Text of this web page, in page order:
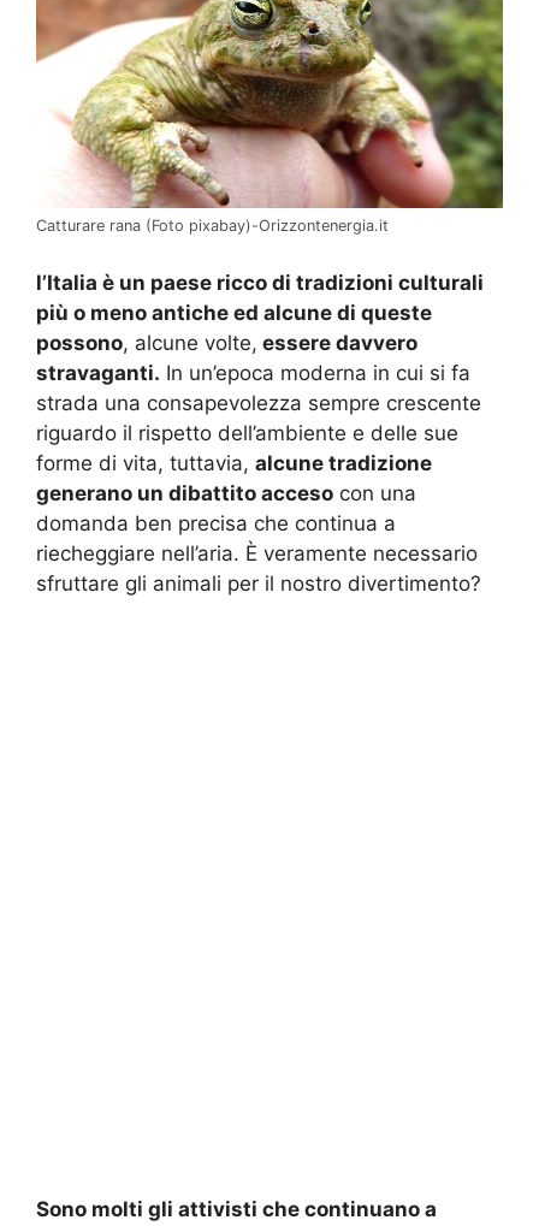
Catturare rana (Foto pixabay)-Orizzontenergia.it
l’Italia è un paese ricco di tradizioni culturali
più o meno antiche ed alcune di queste
possono, alcune volte, essere davvero
stravaganti. In un’epoca moderna in cui si fa
strada una consapevolezza sempre crescente
riguardo il rispetto dell’ambiente e delle sue
forme di vita, tuttavia, alcune tradizione
generano un dibattito acceso con una
domanda ben precisa che continua a
riecheggiare nell’aria. È veramente necessario
sfruttare gli animali per il nostro divertimento?
Sono molti gli attivisti che continuano a